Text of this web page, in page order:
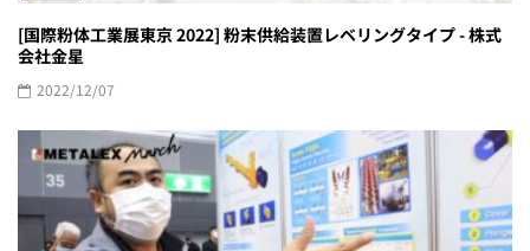
[国際粉体工業展東京 2022] 粉末供給装置レベリングタイプ - 株式
会社金星
2022/12/07